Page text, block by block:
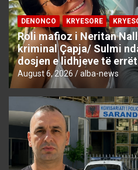
DENONCO KRYESORE
Roli mafioz i Neritan
kriminal Çapja/ Sulmi
dosjen e lidhjeve të
August 6, 2026 alba-news